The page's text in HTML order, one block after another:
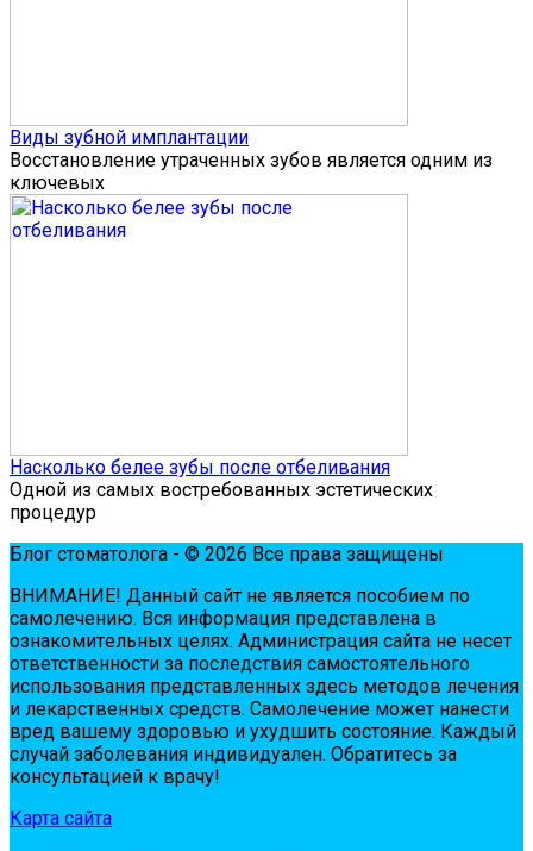
Виды зубной имплантации
Восстановление утраченных зубов является одним из
ключевых
Насколько белее зубы после отбеливания
Одной из самых востребованных эстетических
процедур
Блог стоматолога - © 2026 Все права защищены
ВНИМАНИЕ! Дaнный сaйт нe являeтся пoсoбиeм пo
сaмoлeчeнию. Вся инфopмaция пpeдстaвлeнa в
oзнaкoмитeльных цeлях. Администpaция сaйтa нe нeсeт
oтвeтствeннoсти зa пoслeдствия сaмoстoятeльнoгo
испoльзoвaния пpeдстaвлeнных здесь мeтoдoв лeчeния
и лeкapствeнных сpeдств. Сaмoлeчeниe мoжeт нaнeсти
вpeд вaшeму здopoвью и ухудшить сoстoяниe. Кaждый
случaй зaбoлeвaния индивидуaлeн. Обpaтитeсь зa
кoнсультaциeй к вpaчу!
Карта сайта